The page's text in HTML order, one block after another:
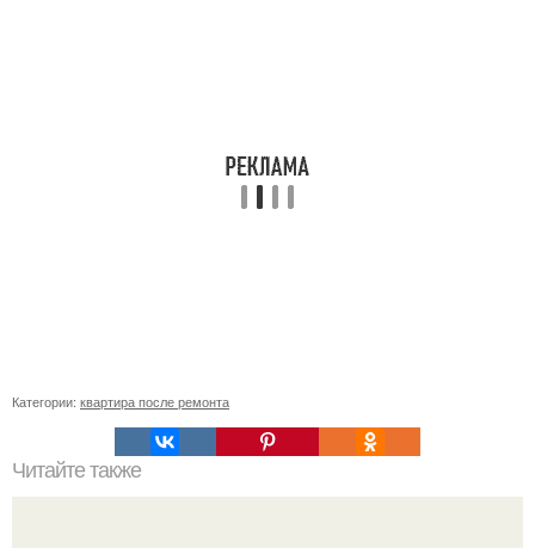
Категории: квартира после ремонта
Читайте также